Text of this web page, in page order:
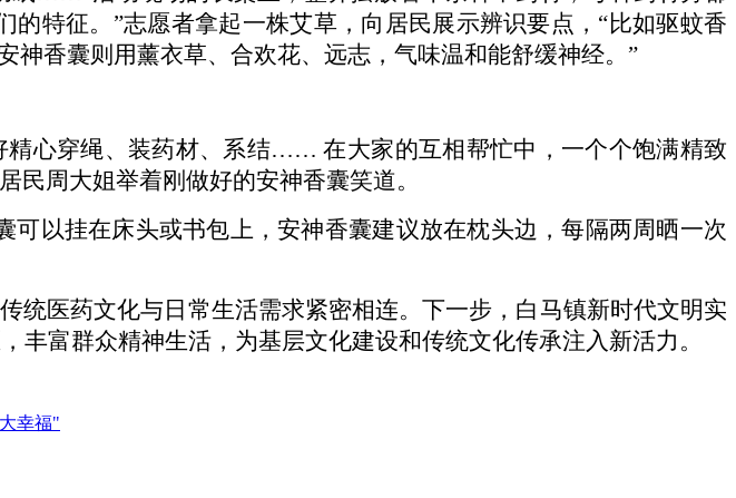
特征。”志愿者拿起一株艾草，向居民展示辨识要点，“比如驱蚊香
香囊则用薰衣草、合欢花、远志，气味温和能舒缓神经。”
心穿绳、装药材、系结…… 在大家的互相帮忙中，一个个饱满精致
民周大姐举着刚做好的安神香囊笑道。
可以挂在床头或书包上，安神香囊建议放在枕头边，每隔两周晒一次
统医药文化与日常生活需求紧密相连。下一步，白马镇新时代文明实
丰富群众精神生活，为基层文化建设和传统文化传承注入新活力。
幸福"